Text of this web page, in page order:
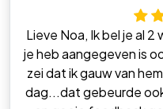
Lieve Noa, Ik bel je al
je heb aangegeven is
zei dat ik gauw van
dag...dat gebeurde